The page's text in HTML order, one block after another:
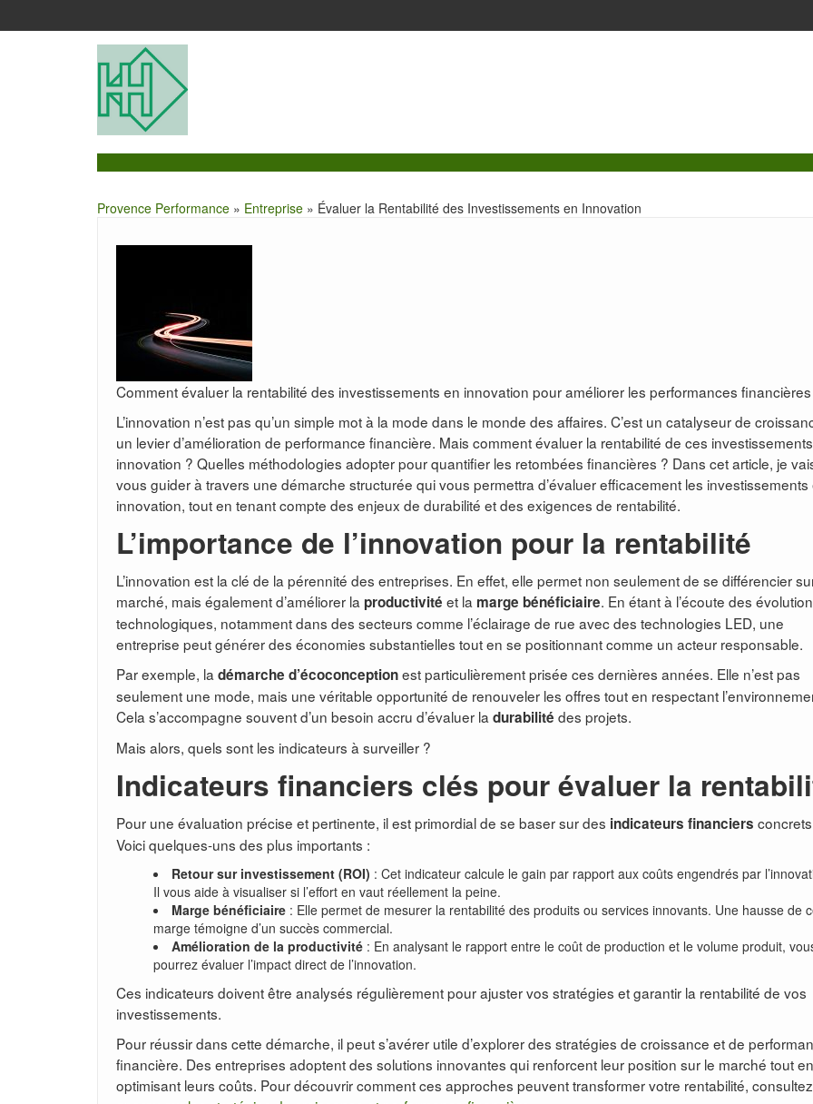
Provence Performance » Entreprise » Évaluer la Rentabilité des Investissements en Innovation
Comment évaluer la rentabilité des investissements en innovation pour améliorer les performances financières
L’innovation n’est pas qu’un simple mot à la mode dans le monde des affaires. C’est un catalyseur de
un levier d’amélioration de performance financière. Mais comment évaluer la rentabilité de ces
innovation ? Quelles méthodologies adopter pour quantifier les retombées financières ? Dans cet article, je
vous guider à travers une démarche structurée qui vous permettra d’évaluer efficacement les investissements
innovation, tout en tenant compte des enjeux de durabilité et des exigences de rentabilité.
L’importance de l’innovation pour la rentabilité
L’innovation est la clé de la pérennité des entreprises. En effet, elle permet non seulement de se différencier
marché, mais également d’améliorer la productivité et la marge bénéficiaire. En étant à l’écoute des
technologiques, notamment dans des secteurs comme l’éclairage de rue avec des technologies LED, une
entreprise peut générer des économies substantielles tout en se positionnant comme un acteur responsable.
Par exemple, la démarche d’écoconceptionest particulièrement prisée ces dernières années. Elle n’est pas
seulement une mode, mais une véritable opportunité de renouveler les offres tout en respectant
Cela s’accompagne souvent d’un besoin accru d’évaluer la durabilité des projets.
Mais alors, quels sont les indicateurs à surveiller ?
Indicateurs financiers clés pour évaluer la
Pour une évaluation précise et pertinente, il est primordial de se baser sur des indicateurs financiers
Voici quelques-uns des plus importants :
Retour sur investissement (ROI) : Cet indicateur calcule le gain par rapport aux coûts engendrés par
Il vous aide à visualiser si l’effort en vaut réellement la peine.
Marge bénéficiaire: Elle permet de mesurer la rentabilité des produits ou services innovants. Une hausse de
marge témoigne d’un succès commercial.
Amélioration de la productivité: En analysant le rapport entre le coût de production et le volume produit,
pourrez évaluer l’impact direct de l’innovation.
Ces indicateurs doivent être analysés régulièrement pour ajuster vos stratégies et garantir la rentabilité de vos
investissements.
Pour réussir dans cette démarche, il peut s’avérer utile d’explorer des stratégies de croissance et de
financière. Des entreprises adoptent des solutions innovantes qui renforcent leur position sur le marché tout en
optimisant leurs coûts. Pour découvrir comment ces approches peuvent transformer votre rentabilité,